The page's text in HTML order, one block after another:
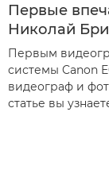
Первые
Николай
Первым
системы Canon
видеограф и
статье вы